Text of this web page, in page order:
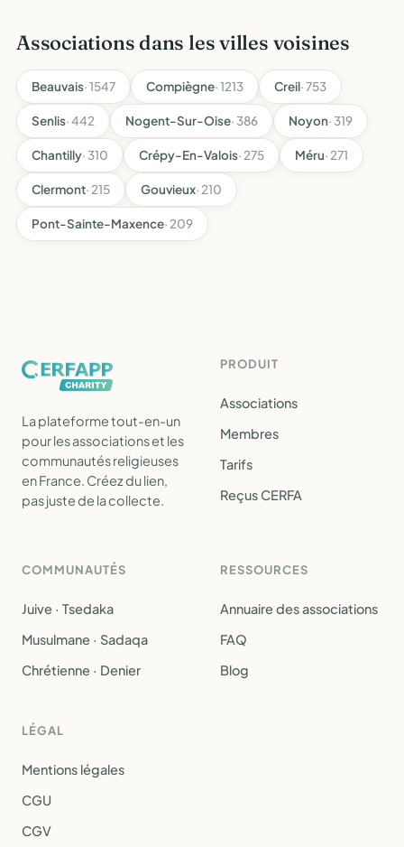
Associations dans les villes voisines
Beauvais· 1547 Compiègne· 1213 Creil· 753
Senlis· 442 Nogent-Sur-Oise· 386 Noyon· 319
Chantilly· 310 Crépy-En-Valois· 275 Méru· 271
Clermont· 215 Gouvieux· 210
Pont-Sainte-Maxence· 209
La plateforme tout-en-un
pour les associations et les
communautés religieuses
en France. Créez du lien,
pas juste de la collecte.
PRODUIT
Associations
Membres
Tarifs
Reçus CERFA
COMMUNAUTÉS
Juive · Tsedaka
Musulmane · Sadaqa
Chrétienne · Denier
RESSOURCES
Annuaire des associations
FAQ
Blog
LÉGAL
Mentions légales
CGU
CGV